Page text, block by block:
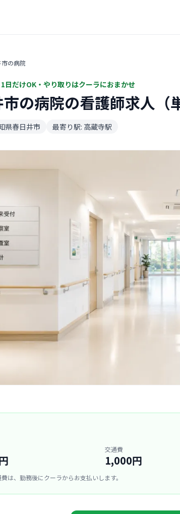
の病院
日だけOK・やり取りはクーラにおまかせ
の病院の看護師求人（
県春日井市 最寄り駅: 高蔵寺駅
交通費
1,000円
は、勤務後にクーラからお支払いします。